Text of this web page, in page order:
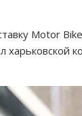
Motor
харьковской